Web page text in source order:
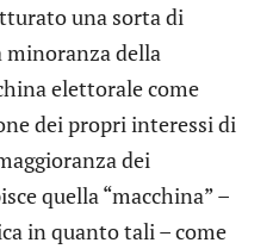
una sorta di
minoranza della
elettorale come
dei propri interessi di
dei
quella “macchina” –
in quanto tali – come